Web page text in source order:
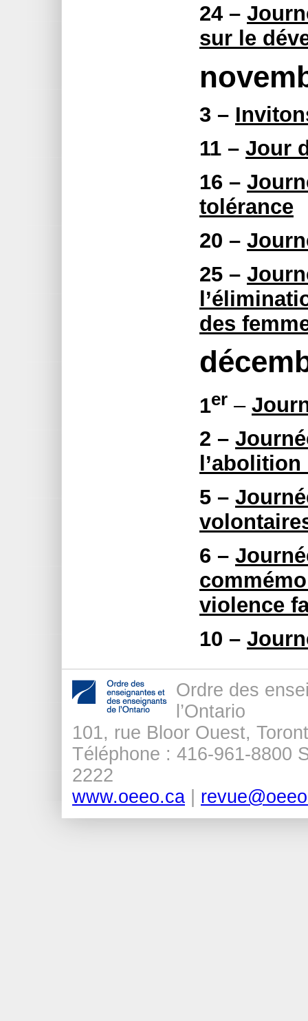
24 –
sur le
3 –
11 – Jour
16 –
tolérance
20 –
25 –
des
1er –
2 –
5 –
6 –
violence
10 –
Ordre des
l’Ontario
101, rue Bloor Ouest,
Téléphone : 416-961-8800
2222
www.oeeo.ca